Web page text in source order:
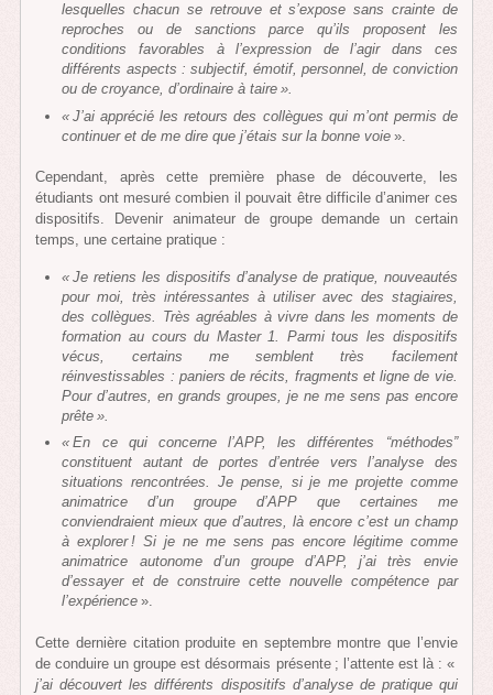
lesquelles chacun se retrouve et s’expose sans crainte de
reproches ou de sanctions parce qu’ils proposent les
conditions favorables à l’expression de l’agir dans ces
différents aspects : subjectif, émotif, personnel, de conviction
ou de croyance, d’ordinaire à taire ».
« J’ai apprécié les retours des collègues qui m’ont permis de
continuer et de me dire que j’étais sur la bonne voie».
Cependant, après cette première phase de découverte, les
étudiants ont mesuré combien il pouvait être difficile d’animer ces
dispositifs. Devenir animateur de groupe demande un certain
temps, une certaine pratique :
« Je retiens les dispositifs d’analyse de pratique, nouveautés
pour moi, très intéressantes à utiliser avec des stagiaires,
des collègues. Très agréables à vivre dans les moments de
formation au cours du Master 1. Parmi tous les dispositifs
vécus, certains me semblent très facilement
réinvestissables : paniers de récits, fragments et ligne de vie.
Pour d’autres, en grands groupes, je ne me sens pas encore
prête ».
« En ce qui concerne l’APP, les différentes “méthodes”
constituent autant de portes d’entrée vers l’analyse des
situations rencontrées. Je pense, si je me projette comme
animatrice d’un groupe d’APP que certaines me
conviendraient mieux que d’autres, là encore c’est un champ
à explorer ! Si je ne me sens pas encore légitime comme
animatrice autonome d’un groupe d’APP, j’ai très envie
d’essayer et de construire cette nouvelle compétence par
l’expérience».
Cette dernière citation produite en septembre montre que l’envie
de conduire un groupe est désormais présente ; l’attente est là : «
j’ai découvert les différents dispositifs d’analyse de pratique qui